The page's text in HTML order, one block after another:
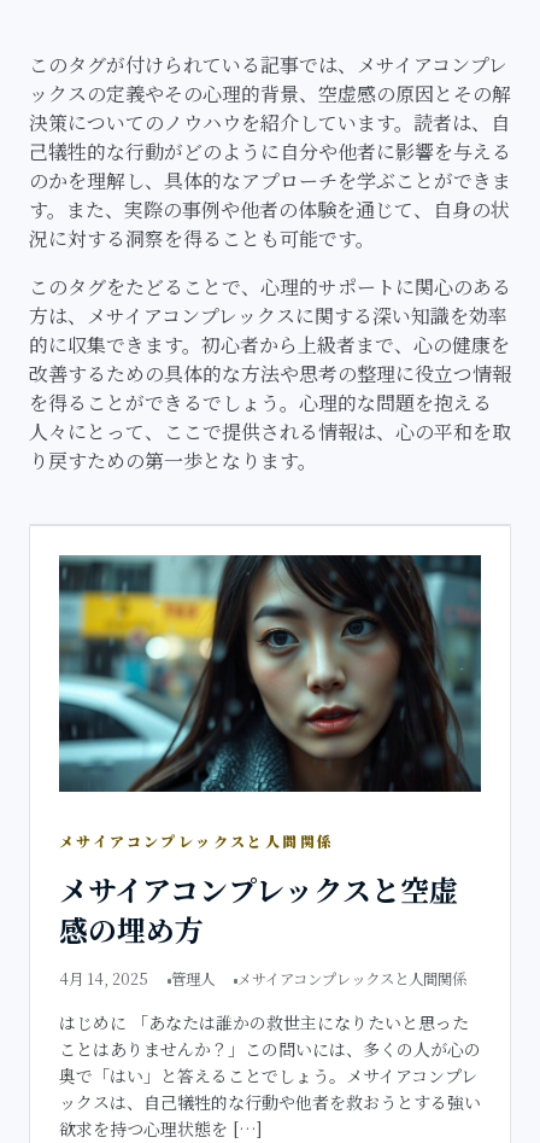
このタグが付けられている記事では、メサイアコンプレ
ックスの定義やその心理的背景、空虚感の原因とその解
決策についてのノウハウを紹介しています。読者は、自
己犠牲的な行動がどのように自分や他者に影響を与える
のかを理解し、具体的なアプローチを学ぶことができま
す。また、実際の事例や他者の体験を通じて、自身の状
況に対する洞察を得ることも可能です。
このタグをたどることで、心理的サポートに関心のある
方は、メサイアコンプレックスに関する深い知識を効率
的に収集できます。初心者から上級者まで、心の健康を
改善するための具体的な方法や思考の整理に役立つ情報
を得ることができるでしょう。心理的な問題を抱える
人々にとって、ここで提供される情報は、心の平和を取
り戻すための第一歩となります。
メサイアコンプレックスと人間関係
メサイアコンプレックスと空虚
感の埋め方
4月 14, 2025 管理人 メサイアコンプレックスと人間関係
はじめに 「あなたは誰かの救世主になりたいと思った
ことはありませんか？」この問いには、多くの人が心の
奥で「はい」と答えることでしょう。メサイアコンプレ
ックスは、自己犠牲的な行動や他者を救おうとする強い
欲求を持つ心理状態を […]